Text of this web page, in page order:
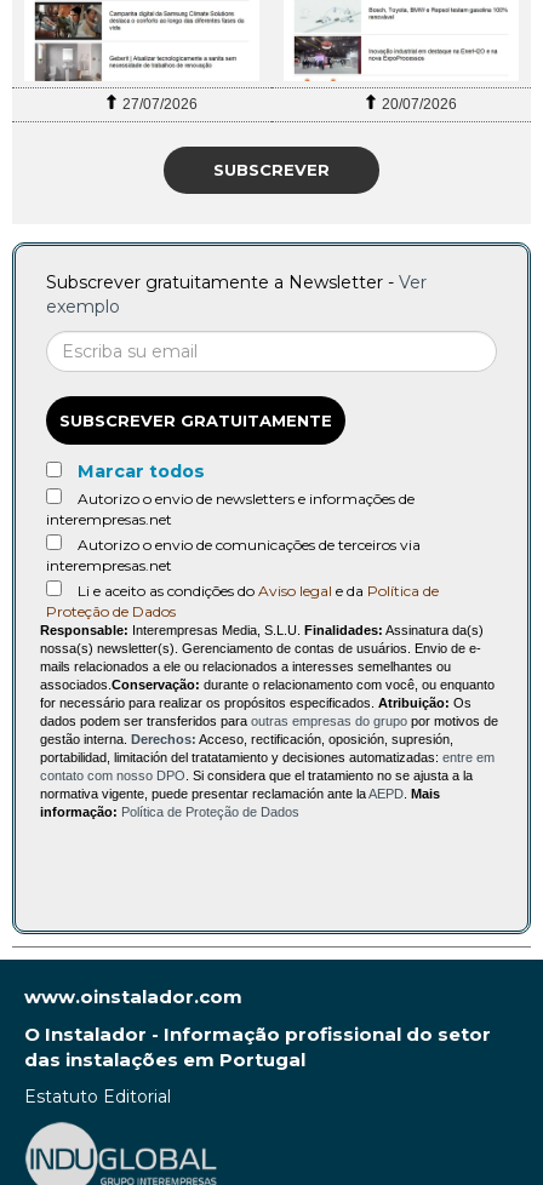
27/07/2026 20/07/2026
SUBSCREVER
Subscrever gratuitamente a Newsletter - Ver
exemplo
SUBSCREVER GRATUITAMENTE
Marcar todos
Autorizo o envio de newsletters e informações de
interempresas.net
Autorizo o envio de comunicações de terceiros via
interempresas.net
Li e aceito as condições do Aviso legal e da Política de
Proteção de Dados
Responsable: Interempresas Media, S.L.U. Finalidades: Assinatura da(s)
nossa(s) newsletter(s). Gerenciamento de contas de usuários. Envio de e-
mails relacionados a ele ou relacionados a interesses semelhantes ou
associados. Conservação: durante o relacionamento com você, ou enquanto
for necessário para realizar os propósitos especificados. Atribuição: Os
dados podem ser transferidos para outras empresas do grupo por motivos de
gestão interna. Derechos: Acceso, rectificación, oposición, supresión,
portabilidad, limitación del tratatamiento y decisiones automatizadas: entre em
contato com nosso DPO . Si considera que el tratamiento no se ajusta a la
normativa vigente, puede presentar reclamación ante laAEPD Mais
informação: Política de Proteção de Dados
www.oinstalador.com
O Instalador - Informação profissional do setor
das instalações em Portugal
Estatuto Editorial